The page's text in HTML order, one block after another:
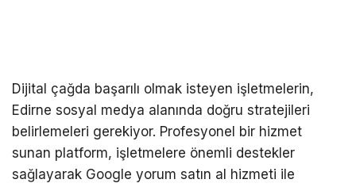
Dijital çağda başarılı olmak isteyen işletmelerin,
Edirne sosyal medya alanında doğru stratejileri
belirlemeleri gerekiyor. Profesyonel bir hizmet
sunan platform, işletmelere önemli destekler
sağlayarak Google yorum satın al hizmeti ile